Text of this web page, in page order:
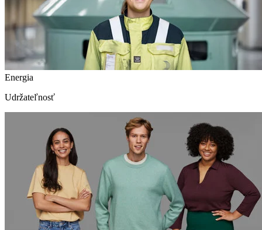
Energia
Udržateľnosť